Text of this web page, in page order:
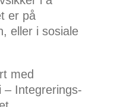
er på
eller i sosiale
med
– Integrerings-